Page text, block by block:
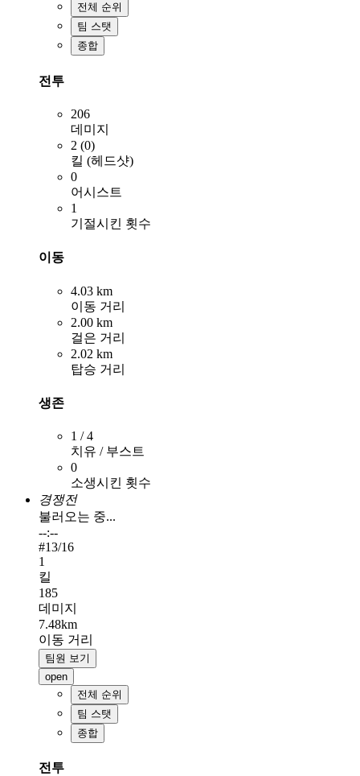
전체 순위
팀 스탯
종합
전투
206
데미지
2 (0)
킬 (헤드샷)
0
어시스트
1
기절시킨 횟수
이동
4.03 km
이동 거리
2.00 km
걸은 거리
2.02 km
탑승 거리
생존
1 / 4
치유 / 부스트
0
소생시킨 횟수
경쟁전
불러오는 중...
--:--
#13/16
1
킬
185
데미지
7.48km
이동 거리
팀원 보기
open
전체 순위
팀 스탯
종합
전투